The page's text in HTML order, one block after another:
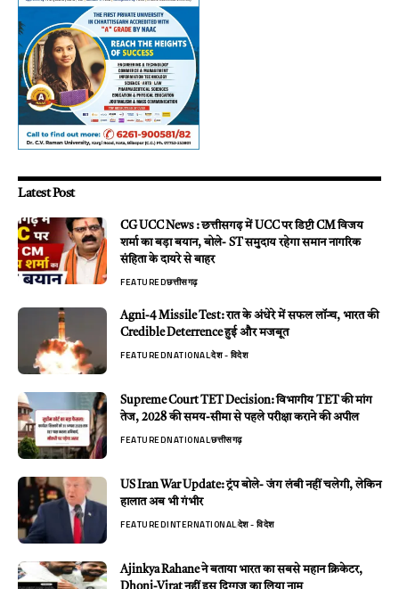
Latest Post
CG UCC News : छत्तीसगढ़ में UCC पर डिप्टी CM विजय
शर्मा का बड़ा बयान, बोले- ST समुदाय रहेगा समान नागरिक
संहिता के दायरे से बाहर
FEATUREDछत्तीसगढ़
Agni-4 Missile Test: रात के अंधेरे में सफल लॉन्च, भारत की
Credible Deterrence हुई और मजबूत
FEATUREDNATIONALदेश - विदेश
Supreme Court TET Decision: विभागीय TET की मांग
तेज, 2028 की समय-सीमा से पहले परीक्षा कराने की अपील
FEATUREDNATIONALछत्तीसगढ़
US Iran War Update: ट्रंप बोले- जंग लंबी नहीं चलेगी, लेकिन
हालात अब भी गंभीर
FEATUREDINTERNATIONALदेश - विदेश
Ajinkya Rahane ने बताया भारत का सबसे महान क्रिकेटर,